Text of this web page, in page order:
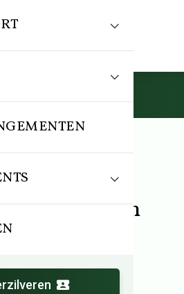
Weken